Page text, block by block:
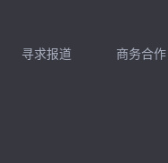
寻求报道 商务合作
扫码加我直接